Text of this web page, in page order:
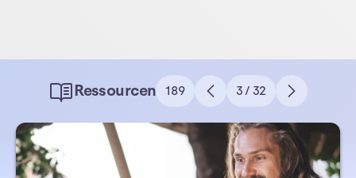
Ressourcen 189 3 / 32